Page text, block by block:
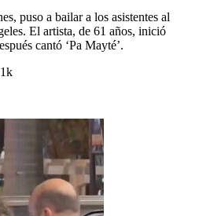
puso a bailar a los asistentes al
El artista, de 61 años, inició
cantó ‘Pa Mayté’.